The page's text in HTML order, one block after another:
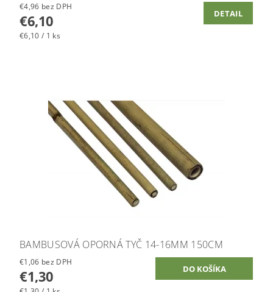
€4,96 bez DPH
€6,10
€6,10 / 1 ks
DETAIL
BAMBUSOVÁ OPORNÁ TYČ 14-16MM 150CM
€1,06 bez DPH
€1,30